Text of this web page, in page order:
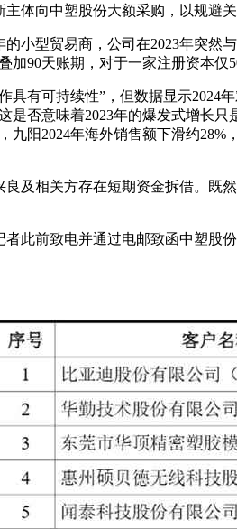
体向中塑股份大额采购，以规避
小型贸易商，公司在2023年突
加90天账期，对于一家注册资本仅
有可持续性”，但数据显示2024
否意味着2023年的爆发式增长
阳2024年海外销售额下滑约
及相关方存在短期资金拆借。既
此前致电并通过电邮致函中塑股